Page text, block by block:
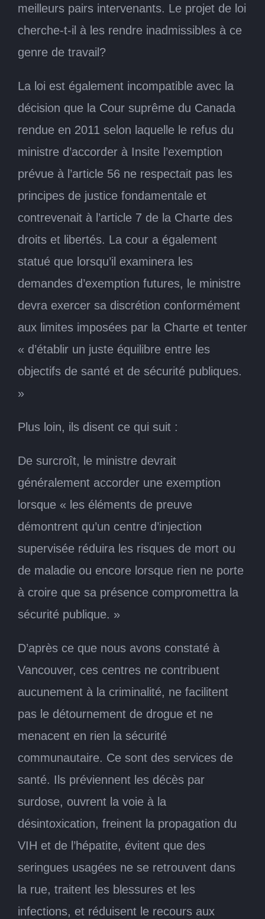
meilleurs pairs intervenants. Le projet de loi
cherche-t-il à les rendre inadmissibles à ce
genre de travail?
La loi est également incompatible avec la
décision que la Cour suprême du Canada
rendue en 2011 selon laquelle le refus du
ministre d’accorder à Insite l’exemption
prévue à l’article 56 ne respectait pas les
principes de justice fondamentale et
contrevenait à l’article 7 de la Charte des
droits et libertés. La cour a également
statué que lorsqu’il examinera les
demandes d’exemption futures, le ministre
devra exercer sa discrétion conformément
aux limites imposées par la Charte et tenter
« d’établir un juste équilibre entre les
objectifs de santé et de sécurité publiques.
»
Plus loin, ils disent ce qui suit :
De surcroît, le ministre devrait
généralement accorder une exemption
lorsque « les éléments de preuve
démontrent qu’un centre d’injection
supervisée réduira les risques de mort ou
de maladie ou encore lorsque rien ne porte
à croire que sa présence compromettra la
sécurité publique. »
D’après ce que nous avons constaté à
Vancouver, ces centres ne contribuent
aucunement à la criminalité, ne facilitent
pas le détournement de drogue et ne
menacent en rien la sécurité
communautaire. Ce sont des services de
santé. Ils préviennent les décès par
surdose, ouvrent la voie à la
désintoxication, freinent la propagation du
VIH et de l’hépatite, évitent que des
seringues usagées ne se retrouvent dans
la rue, traitent les blessures et les
infections, et réduisent le recours aux